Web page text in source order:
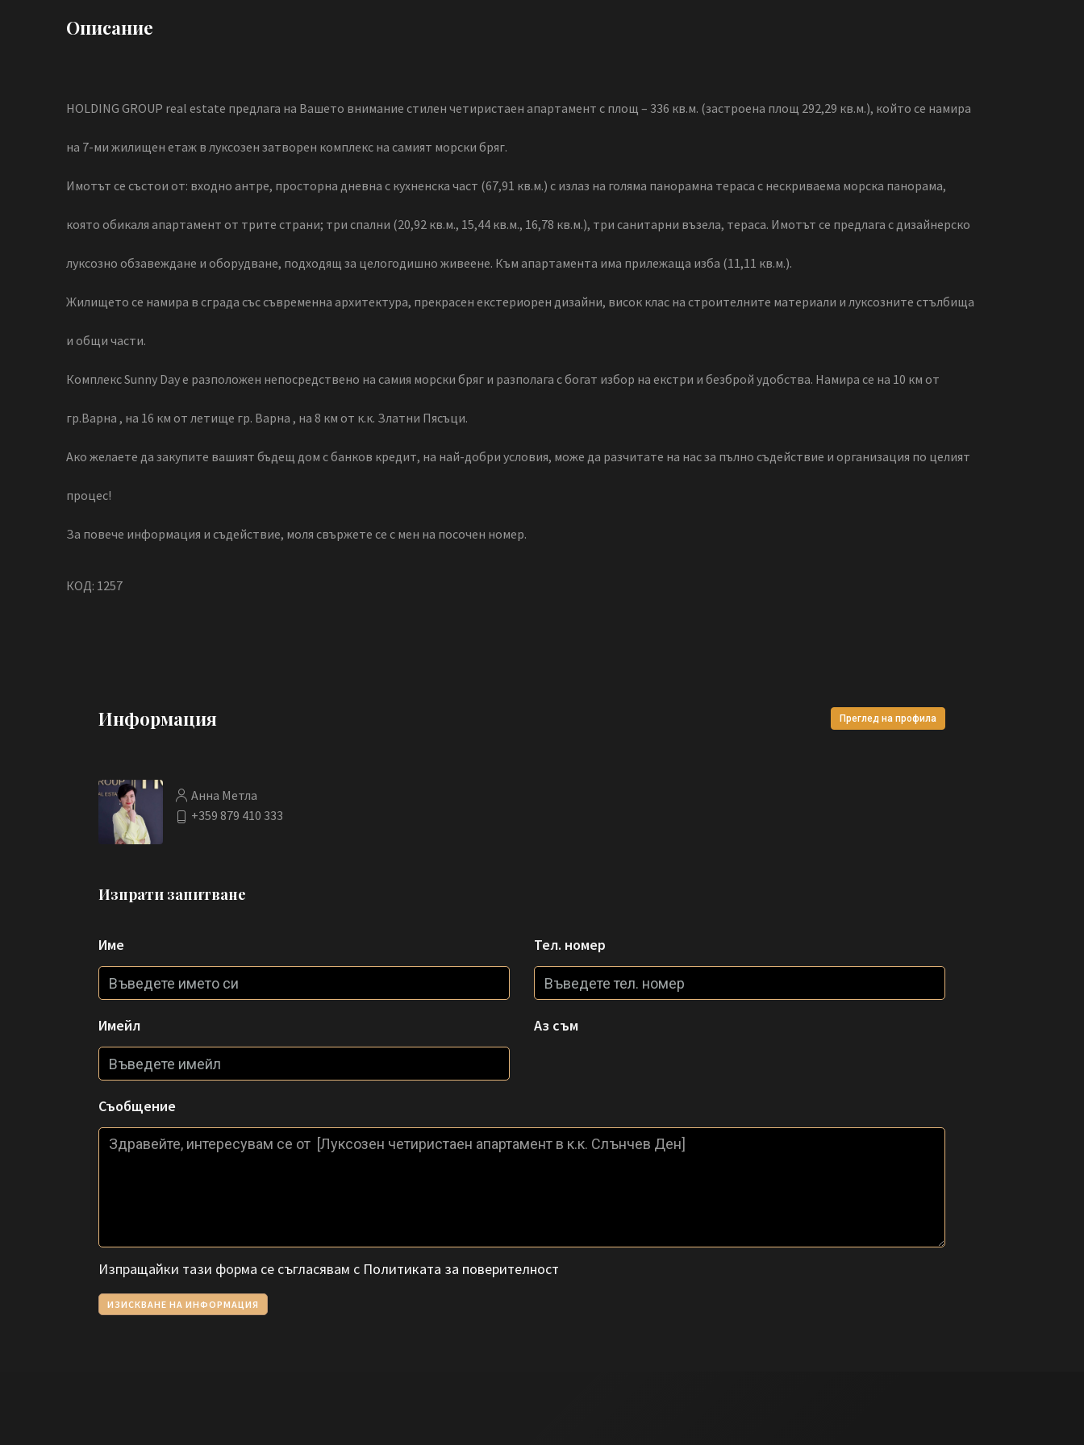
Описание
HOLDING GROUP real estate предлага на Вашето внимание стилен четиристаен апартамент с площ – 336 кв.м. (застроена площ 292,29 кв.м.), който се намира
на 7-ми жилищен етаж в луксозен затворен комплекс на самият морски бряг.
Имотът се състои от: входно антре, просторна дневна с кухненска част (67,91 кв.м.) с излаз на голяма панорамна тераса с нескриваема морска панорама,
която обикаля апартамент от трите страни; три спални (20,92 кв.м., 15,44 кв.м., 16,78 кв.м.), три санитарни възела, тераса. Имотът се предлага с дизайнерско
луксозно обзавеждане и оборудване, подходящ за целогодишно живеене. Към апартамента има прилежаща изба (11,11 кв.м.).
Жилището се намира в сграда със съвременна архитектура, прекрасен екстериорен дизайни, висок клас на строителните материали и луксозните стълбища
и общи части.
Комплекс Sunny Day е разположен непосредствено на самия морски бряг и разполага с богат избор на екстри и безброй удобства. Намира се на 10 км от
гр.Варна , на 16 км от летище гр. Варна , на 8 км от к.к. Златни Пясъци.
Ако желаете да закупите вашият бъдещ дом с банков кредит, на най-добри условия, може да разчитате на нас за пълно съдействие и организация по целият
процес!
За повече информация и съдействие, моля свържете се с мен на посочен номер.
КОД: 1257
Информация Преглед на профила
Анна Метла
+359 879 410 333
Изпрати запитване
Име Тел. номер
Имейл Аз съм
Съобщение
Изпращайки тази форма се съгласявам с Политиката за поверителност
ИЗИСКВАНЕ НА ИНФОРМАЦИЯ